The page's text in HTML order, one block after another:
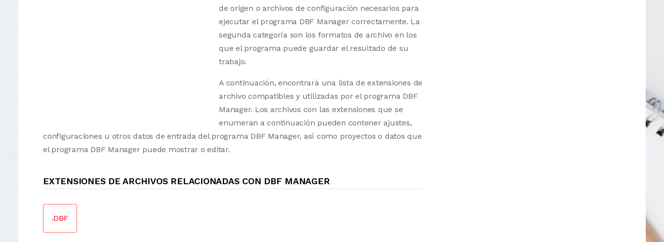
de origen o archivos de configuración necesarios para
ejecutar el programa DBF Manager correctamente. La
segunda categoría son los formatos de archivo en los
que el programa puede guardar el resultado de su
trabajo.
A continuación, encontrará una lista de extensiones de
archivo compatibles y utilizadas por el programa DBF
Manager. Los archivos con las extensiones que se
enumeran a continuación pueden contener ajustes,
configuraciones u otros datos de entrada del programa DBF Manager, así como proyectos o datos que
el programa DBF Manager puede mostrar o editar.
EXTENSIONES DE ARCHIVOS RELACIONADAS CON DBF MANAGER
.DBF